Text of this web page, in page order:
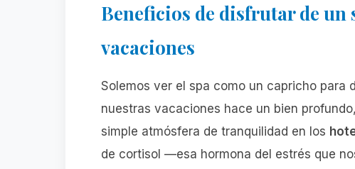
Beneficios de disfrutar de un
vacaciones
Solemos ver el spa como un capricho para
nuestras vacaciones hace un bien
simple atmósfera de tranquilidad en los
de cortisol —esa hormona del estrés que